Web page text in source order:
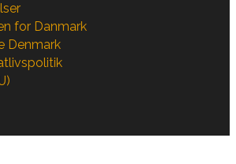
for Danmark
Denmark